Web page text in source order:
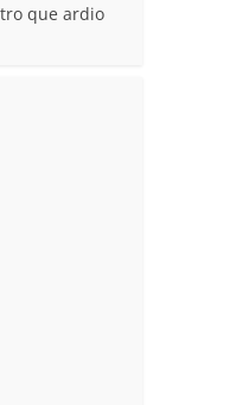
que ardio